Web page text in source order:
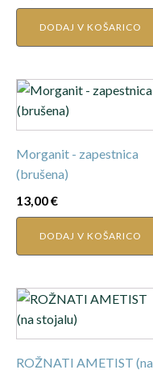
DODAJ V KOŠARICO
Morganit - zapestnica
(brušena)
13,00€
DODAJ V KOŠARICO
ROŽNATI AMETIST (na